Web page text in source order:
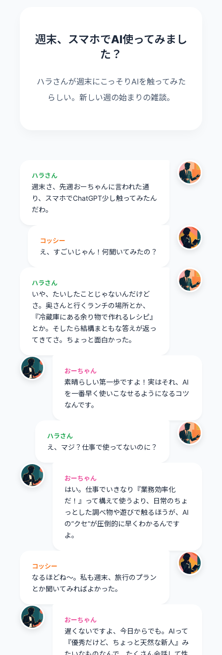
週末、スマホでAI使ってみまし
た？
ハラさんが週末にこっそりAIを触ってみた
らしい。新しい週の始まりの雑談。
ハラさん
週末さ、先週おーちゃんに言われた通
り、スマホでChatGPT少し触ってみたん
だわ。
コッシー
え、すごいじゃん！何聞いてみたの？
ハラさん
いや、たいしたことじゃないんだけど
さ。奥さんと行くランチの場所とか、
『冷蔵庫にある余り物で作れるレシピ』
とか。そしたら結構まともな答えが返っ
てきてさ。ちょっと面白かった。
おーちゃん
素晴らしい第一歩ですよ！実はそれ、AI
を一番早く使いこなせるようになるコツ
なんです。
ハラさん
え、マジ？仕事で使ってないのに？
おーちゃん
はい。仕事でいきなり『業務効率化
だ！』って構えて使うより、日常のちょ
っとした調べ物や遊びで触るほうが、AI
の”クセ”が圧倒的に早くわかるんです
よ。
コッシー
なるほどね〜。私も週末、旅行のプラン
とか聞いてみればよかった。
おーちゃん
遅くないですよ、今日からでも。AIって
『優秀だけど、ちょっと天然な新人』み